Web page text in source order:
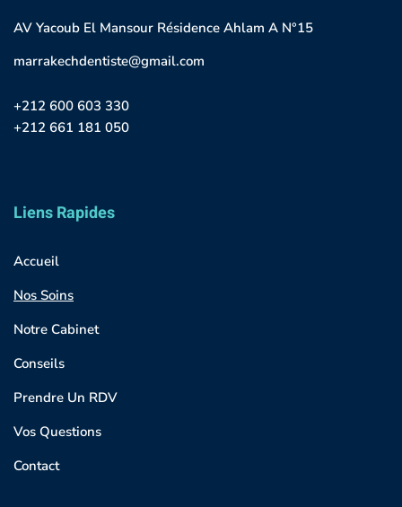
AV Yacoub El Mansour Résidence Ahlam A N°15
marrakechdentiste@gmail.com
+212 600 603 330
+212 661 181 050
Liens Rapides
Accueil
Nos Soins
Notre Cabinet
Conseils
Prendre Un RDV
Vos Questions
Contact